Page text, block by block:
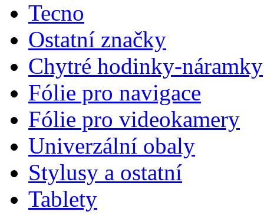
Tecno
Ostatní značky
Chytré hodinky-náramky
Fólie pro navigace
Fólie pro videokamery
Univerzální obaly
Stylusy a ostatní
Tablety